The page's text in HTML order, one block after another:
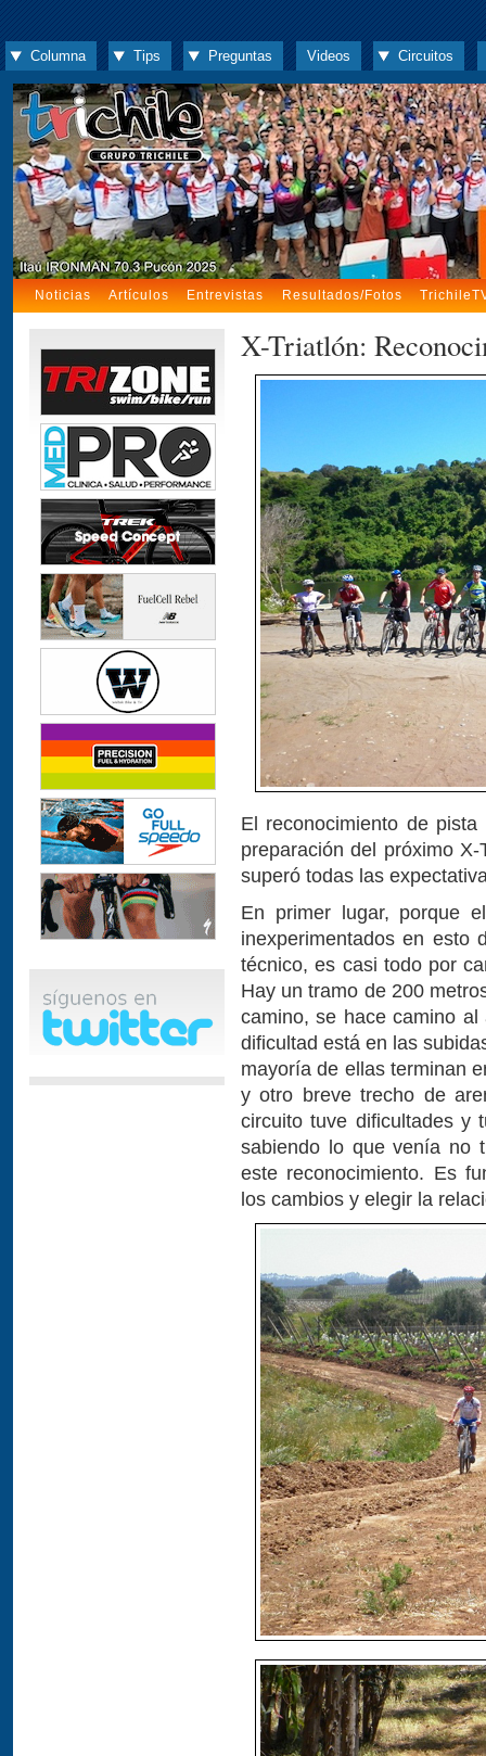
Columna Tips Preguntas Videos Circuitos
Noticias Artículos Entrevistas Resultados/Fotos
X-Triatlón:
El reconocimiento de
preparación del próximo
superó todas las
En primer lugar, porque
inexperimentados en esto
técnico, es casi todo por
Hay un tramo de 200
camino, se hace camino
dificultad está en las
mayoría de ellas terminan
y otro breve trecho de
circuito tuve dificultades y
sabiendo lo que venía no
este reconocimiento. Es
los cambios y elegir la